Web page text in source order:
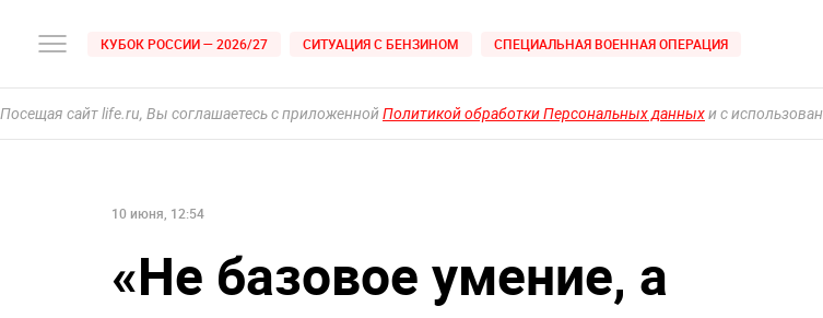
КУБОК РОССИИ — 2026/27 СИТУАЦИЯ С БЕНЗИНОМ СПЕЦИАЛЬНАЯ ВОЕННАЯ ОПЕРАЦИЯ
Посещая сайт life.ru, Вы соглашаетесь с приложеннойПолитикой обработки Персональных данныхи с
10 июня, 12:54
«Не базовое умение, а